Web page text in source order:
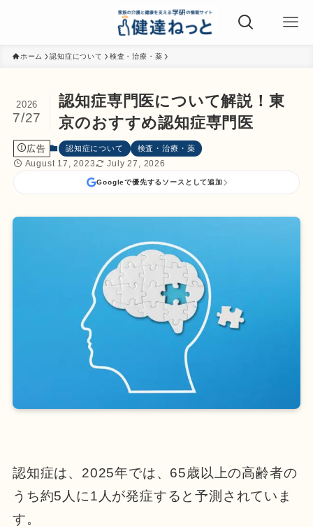
ホーム 認知症について 検査・治療・薬
認知症専門医について解説！東
京のおすすめ認知症専門医
2026
7/27
広告 認知症について 検査・治療・薬
August 17, 2023 July 27, 2026
Googleで優先するソースとして追加
認知症は、2025年では、65歳以上の高齢者の
うち約5人に1人が発症すると予測されていま
す。